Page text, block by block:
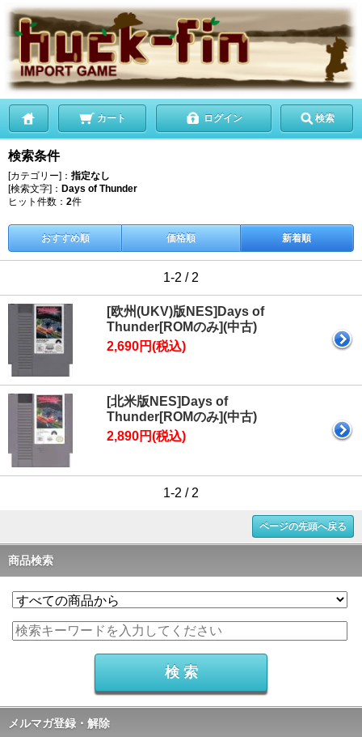
カート ログイン 検索
検索条件
[カテゴリー]： 指定なし
[検索文字]： Days of Thunder
ヒット件数： 2件
おすすめ順 価格順 新着順
1-2 / 2
[欧州(UKV)版NES]Days of
Thunder[ROMのみ](中古)
2,690円(税込)
[北米版NES]Days of
Thunder[ROMのみ](中古)
2,890円(税込)
1-2 / 2
ページの先頭へ戻る
商品検索
メルマガ登録・解除